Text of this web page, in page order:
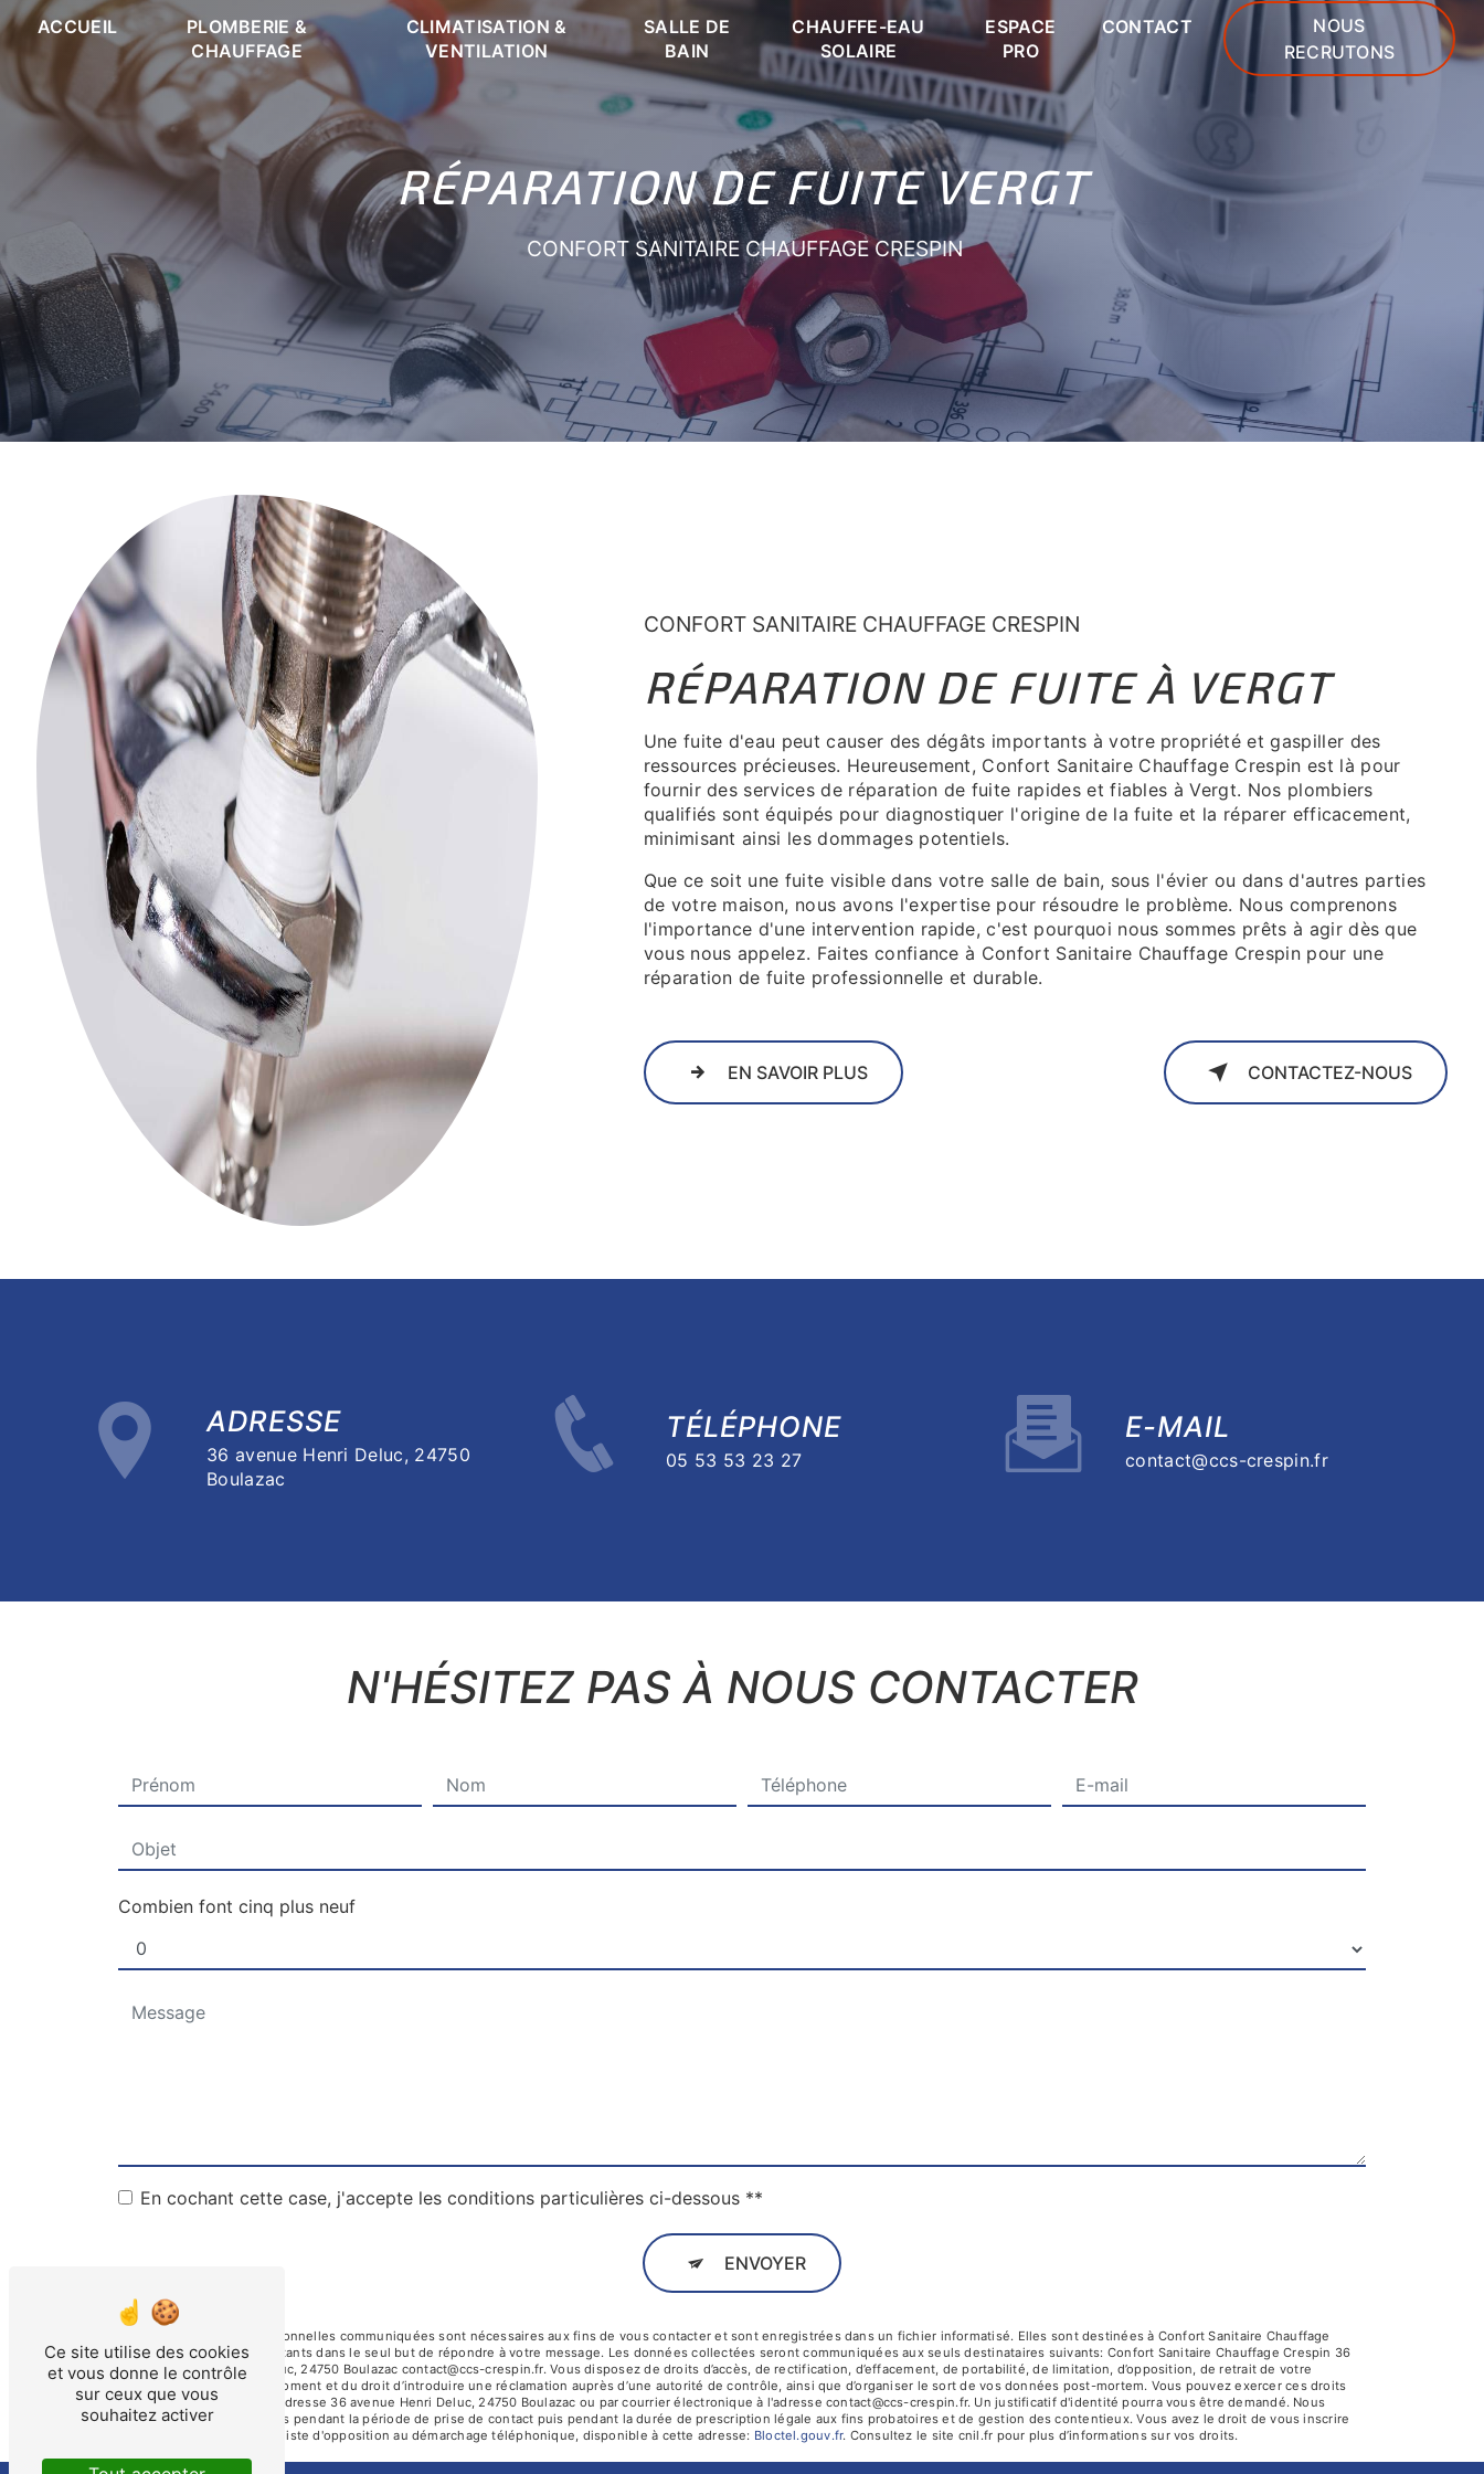
ACCUEIL
PLOMBERIE &
CHAUFFAGE
CLIMATISATION &
VENTILATION
SALLE DE
BAIN
CHAUFFE-EAU
SOLAIRE
ESPACE
PRO
CONTACT
NOUS
RECRUTONS
RÉPARATION DE FUITE VERGT
CONFORT SANITAIRE CHAUFFAGE CRESPIN
CONFORT SANITAIRE CHAUFFAGE CRESPIN
RÉPARATION DE FUITE À VERGT
Une fuite d'eau peut causer des dégâts importants à votre propriété et gaspiller des
ressources précieuses. Heureusement, Confort Sanitaire Chauffage Crespin est là pour
fournir des services de réparation de fuite rapides et fiables à Vergt. Nos plombiers
qualifiés sont équipés pour diagnostiquer l'origine de la fuite et la réparer efficacement,
minimisant ainsi les dommages potentiels.
Que ce soit une fuite visible dans votre salle de bain, sous l'évier ou dans d'autres parties
de votre maison, nous avons l'expertise pour résoudre le problème. Nous comprenons
l'importance d'une intervention rapide, c'est pourquoi nous sommes prêts à agir dès que
vous nous appelez. Faites confiance à Confort Sanitaire Chauffage Crespin pour une
réparation de fuite professionnelle et durable.
EN SAVOIR PLUS CONTACTEZ-NOUS
ADRESSE
36 avenue Henri Deluc, 24750
Boulazac
TÉLÉPHONE
05 53 53 23 27
E-MAIL
contact@ccs-crespin.fr
N'HÉSITEZ PAS À NOUS CONTACTER
Combien font cinq plus neuf
En cochant cette case, j'accepte les conditions particulières ci-dessous **
ENVOYER
** Les données personnelles communiquées sont nécessaires aux fins de vous contacter et sont enregistrées dans un fichier informatisé. Elles sont destinées à Confort Sanitaire Chauffage
Crespin et ses sous-traitants dans le seul but de répondre à votre message. Les données collectées seront communiquées aux seuls destinataires suivants: Confort Sanitaire Chauffage Crespin 36
avenue Henri Deluc, 24750 Boulazac contact@ccs-crespin.fr. Vous disposez de droits d’accès, de rectification, d’effacement, de portabilité, de limitation, d’opposition, de retrait de votre
consentement à tout moment et du droit d’introduire une réclamation auprès d’une autorité de contrôle, ainsi que d’organiser le sort de vos données post-mortem. Vous pouvez exercer ces droits
par voie postale à l'adresse 36 avenue Henri Deluc, 24750 Boulazac ou par courrier électronique à l'adresse contact@ccs-crespin.fr. Un justificatif d'identité pourra vous être demandé. Nous
conservons vos données pendant la période de prise de contact puis pendant la durée de prescription légale aux fins probatoires et de gestion des contentieux. Vous avez le droit de vous inscrire
sur la liste d'opposition au démarchage téléphonique, disponible à cette adresse: Bloctel.gouv.fr. Consultez le site cnil.fr pour plus d’informations sur vos droits.
Panneau de gestion des cookies
Ce site utilise des cookies
et vous donne le contrôle
sur ceux que vous
souhaitez activer